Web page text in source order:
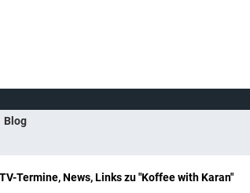
Blog
Termine, News, Links zu "Koffee with Karan"